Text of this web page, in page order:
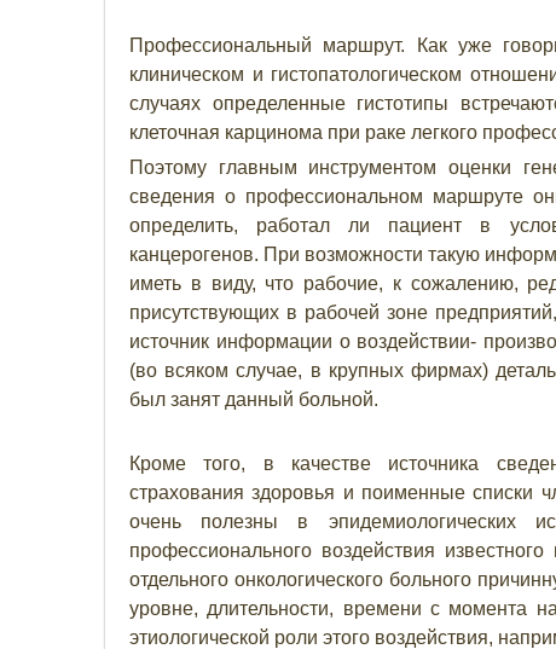
Профессиональный маршрут. Как уже
клиническом и гистопатологическом
случаях определенные гистотипы
клеточная карцинома при раке легкого
Поэтому главным инструментом оценки
сведения о профессиональном маршруте
определить, работал ли пациент в
канцерогенов. При возможности такую
иметь в виду, что рабочие, к сожалению,
присутствующих в рабочей зоне
источник информации о воздействии-
(во всяком случае, в крупных фирмах)
был занят данный больной.
Кроме того, в качестве источника
страхования здоровья и поименные списки
очень полезны в эпидемиологических
профессионального воздействия
отдельного онкологического больного
уровне, длительности, времени с момента
этиологической роли этого воздействия,